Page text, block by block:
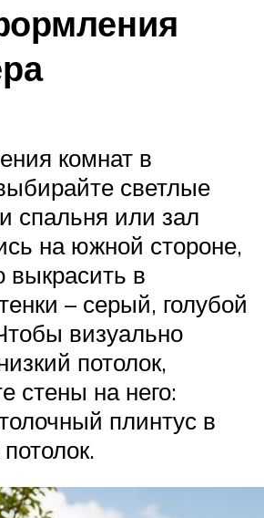
комнат в
светлые
спальня или зал
на южной стороне,
в
– серый, голубой
визуально
потолок,
стены на него:
плинтус в